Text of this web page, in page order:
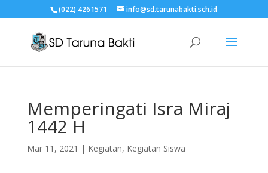
(022) 4261571 info@sd.tarunabakti.sch.id
Memperingati Isra Miraj
1442 H
Mar 11, 2021 | Kegiatan, Kegiatan Siswa